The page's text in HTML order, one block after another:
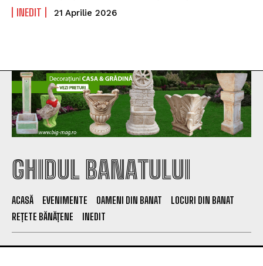
INEDIT 21 Aprilie 2026
GHIDUL BANATULUI
ACASĂ EVENIMENTE OAMENI DIN BANAT
LOCURI DIN BANAT
REȚETE BĂNĂȚENE
INEDIT